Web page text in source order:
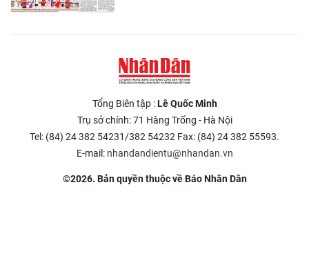
Tổng Biên tập :Lê Quốc Minh
Trụ sở chính: 71 Hàng Trống - Hà Nội
Tel: (84) 24 382 54231/382 54232 Fax: (84) 24 382 55593.
E-mail: nhandandientu@nhandan.vn
©2026. Bản quyền thuộc về Báo Nhân Dân